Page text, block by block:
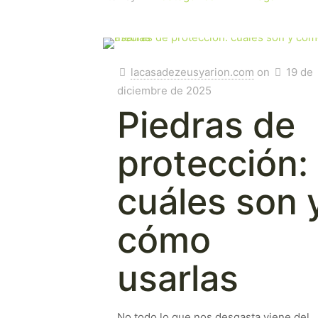
lacasadezeusyarion.com on
19 de
diciembre de 2025
Piedras de
protección:
cuáles son
cómo
usarlas